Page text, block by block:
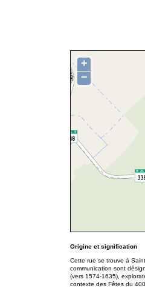
+
−
Origine et signification
Cette rue se trouve à
communication sont
(vers 1574-1635),
contexte des Fêtes du 400